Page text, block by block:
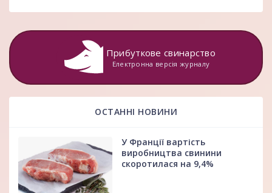
Прибуткове свинарство
Електронна версія журналу
ОСТАННІ НОВИНИ
У Франції вартість
виробництва свинини
скоротилася на 9,4%